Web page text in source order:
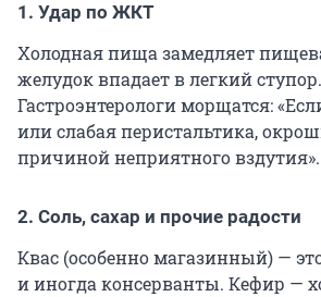
1. Удар по ЖКТ
Холодная пища замедляет
желудок впадает в легкий ступор.
Гастроэнтерологи морщатся:
или слабая перистальтика,
причиной неприятного вздутия».
2. Соль, сахар и прочие радости
Квас (особенно магазинный) —
и иногда консерванты. Кефир —